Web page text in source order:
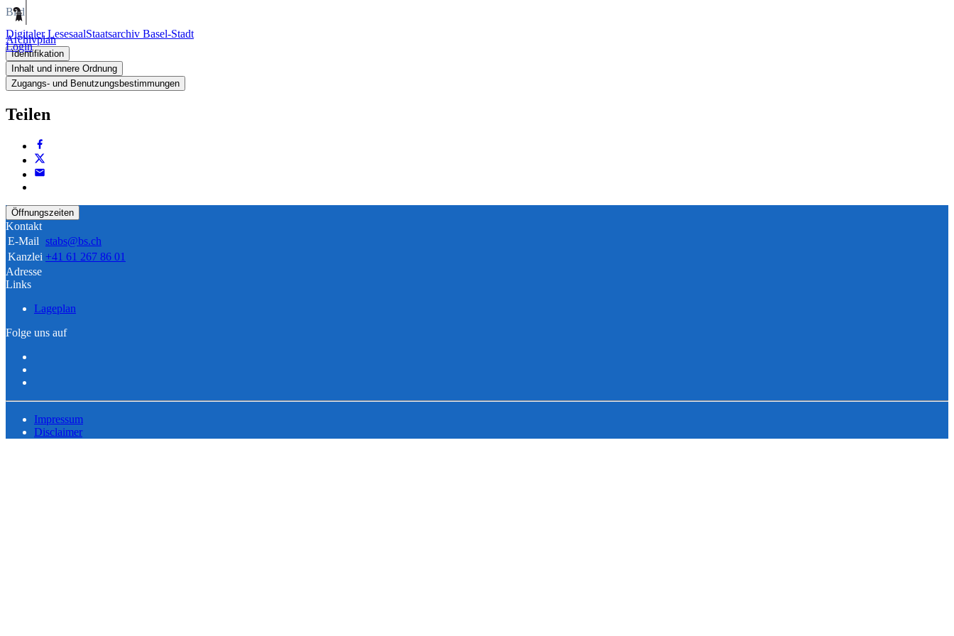
Digitaler LesesaalStaatsarchiv Basel-Stadt
Login
Bild
Archivplan
Identifikation
Inhalt und innere Ordnung
Zugangs- und Benutzungsbestimmungen
Teilen
Öffnungszeiten
Kontakt
E-Mail stabs@bs.ch
Kanzlei +41 61 267 86 01
Adresse
Links
Lageplan
Folge uns auf
Impressum
Disclaimer